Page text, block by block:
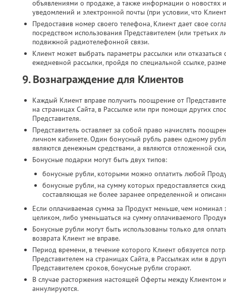
объявлениями о продаже, а также информации о новостях
уведомлений и электронной почты (при условии, что
Предоставив номер своего телефона, Клиент дает свое
посредством использования Представителем (или
подвижной радиотелефонной связи.​
Клиент может выбрать параметры рассылки или
ежедневной рассылки, пройдя по специальной ссылке,
9. Вознаграждение для Клиентов
Каждый Клиент вправе получить поощрение от
на страницах Сайта, в Рассылке или при помощи других
Представителя.
Представитель оставляет за собой право начислять
личном кабинете. Один бонусный рубль равен одному
являются денежным средствами, а являются отложенной
Бонусные подарки могут быть двух типов:
бонусные рубли, которыми можно оплатить любой
бонусные рубли, на сумму которых предоставляется
составляющая не более заранее определенной и
Если оплачиваемая сумма за Продукт меньше, чем
целиком, либо уменьшаться на сумму оплачиваемого
Бонусные рубли могут быть использованы только для
возврата Клиент не вправе.
Период времени, в течение которого Клиент обязуется
Представителем на страницах Сайта, в Рассылках или в
Представителем сроков, бонусные рубли сгорают.
В случае расторжения настоящей Оферты между Клиентом
аннулируются.